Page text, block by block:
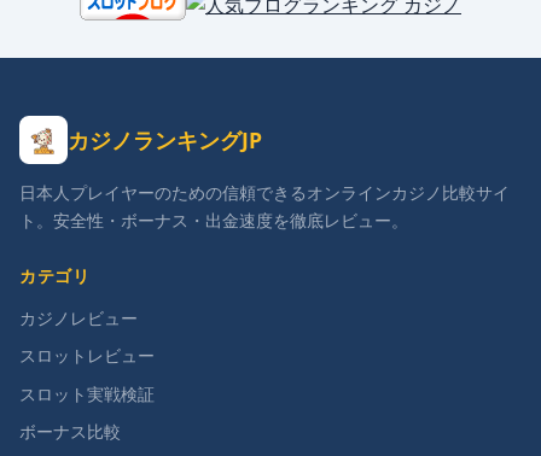
カジノランキングJP
日本人プレイヤーのための信頼できるオンラインカジノ比較サイ
ト。安全性・ボーナス・出金速度を徹底レビュー。
カテゴリ
カジノレビュー
スロットレビュー
スロット実戦検証
ボーナス比較